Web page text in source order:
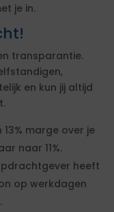
je in.
transparantie.
en kun jij altijd
13% marge over je
naar 11%.
heeft
op werkdagen